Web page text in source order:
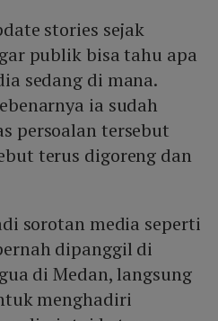
stories sejak
publik bisa tahu apa
sedang di mana.
ia sudah
persoalan tersebut
terus digoreng dan
sorotan media seperti
dipanggil di
di Medan, langsung
menghadiri